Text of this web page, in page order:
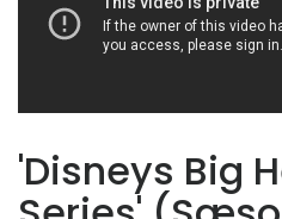
'Disneys Big